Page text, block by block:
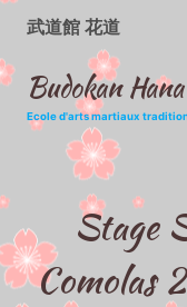
Aller
武道館 花道
Budokan
Ecole d'arts martiaux
Stage
Comolas